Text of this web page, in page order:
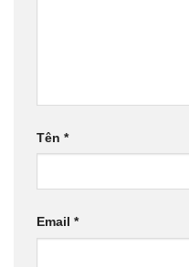
Tên *
Email *